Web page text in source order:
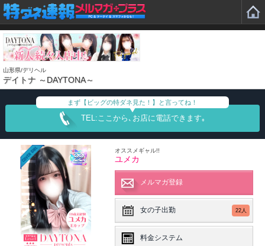
山形県/デリヘル
デイトナ ～DAYTONA～
まず【ビッグの特ダネ見た！】と言ってね！
TEL:ここから､お店に電話できます｡
オススメギャル!!
ユメカ
メルマガ登録
女の子出勤 22人
料金システム